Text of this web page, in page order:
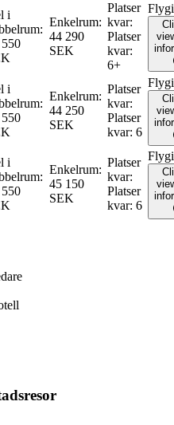
i
:
Enkelrum:
44 290
SEK
Platser
kvar:
Platser
kvar:
6+
i
:
Enkelrum:
44 250
SEK
Platser
kvar:
Platser
kvar: 6
i
:
Enkelrum:
45 150
SEK
Platser
kvar:
Platser
kvar: 6